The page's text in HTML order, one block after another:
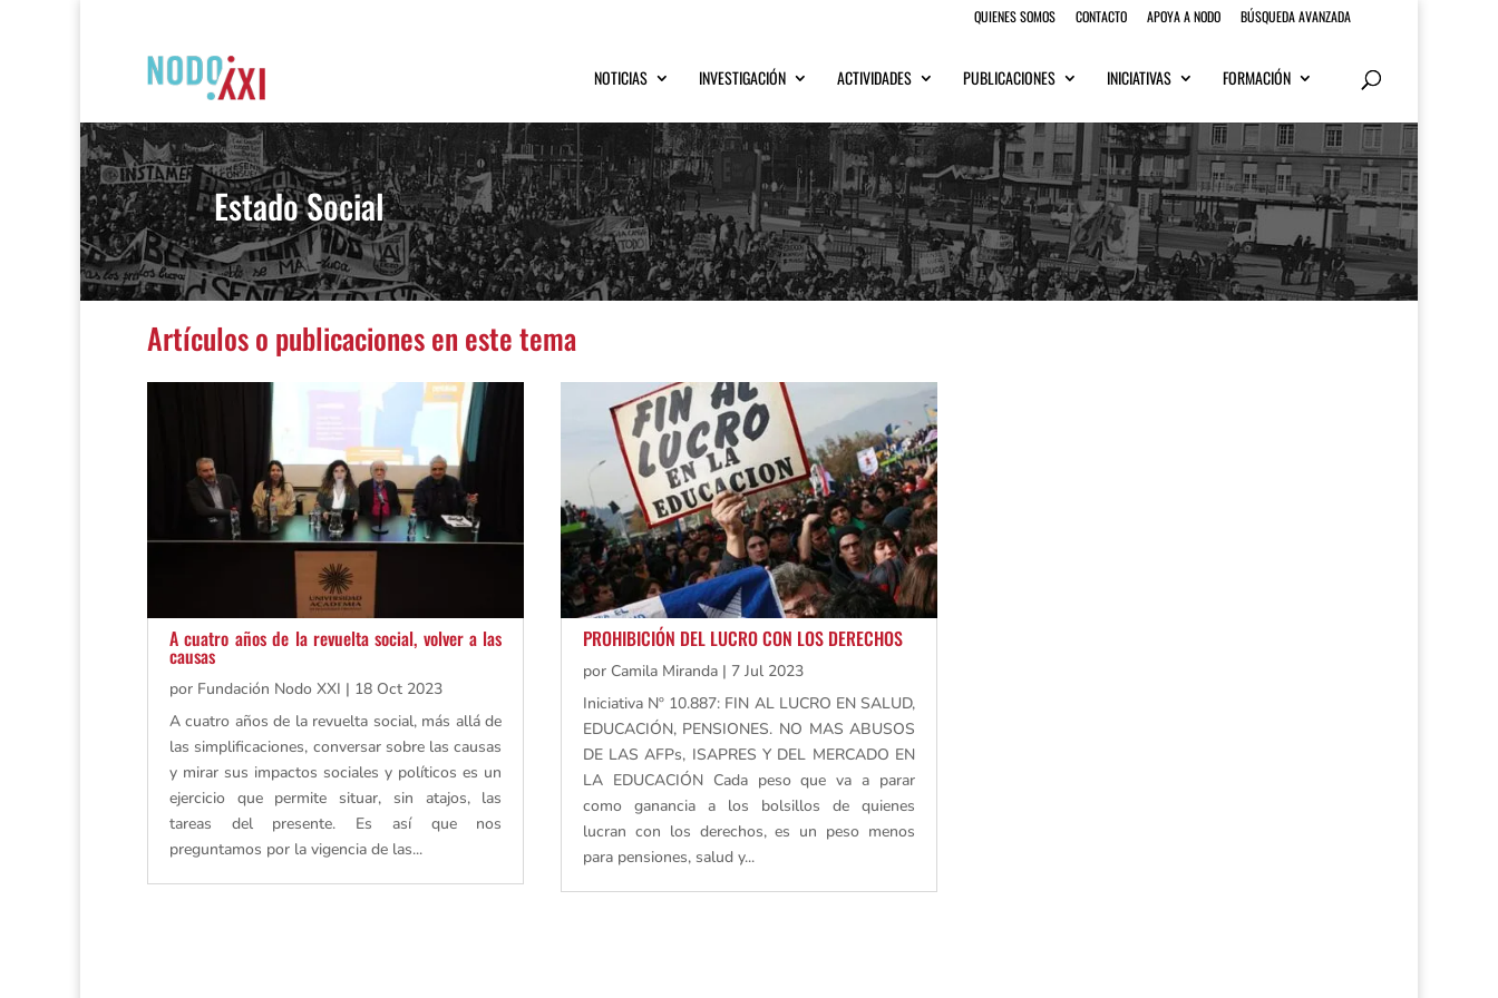
QUIENES SOMOS CONTACTO APOYA A NODO BÚSQUEDA AVANZADA
NOTICIAS INVESTIGACIÓN ACTIVIDADES PUBLICACIONES INICIATIVAS FORMACIÓN
Estado Social
Artículos o publicaciones en este tema
A cuatro años de la revuelta social, volver a las
causas
por Fundación Nodo XXI | 18 Oct 2023
A cuatro años de la revuelta social, más allá de
las simplificaciones, conversar sobre las causas
y mirar sus impactos sociales y políticos es un
ejercicio que permite situar, sin atajos, las
tareas del presente. Es así que nos
preguntamos por la vigencia de las...
PROHIBICIÓN DEL LUCRO CON LOS DERECHOS
por Camila Miranda| 7 Jul 2023
Iniciativa Nº 10.887: FIN AL LUCRO EN SALUD,
EDUCACIÓN, PENSIONES. NO MAS ABUSOS
DE LAS AFPs, ISAPRES Y DEL MERCADO EN
LA EDUCACIÓN Cada peso que va a parar
como ganancia a los bolsillos de quienes
lucran con los derechos, es un peso menos
para pensiones, salud y...